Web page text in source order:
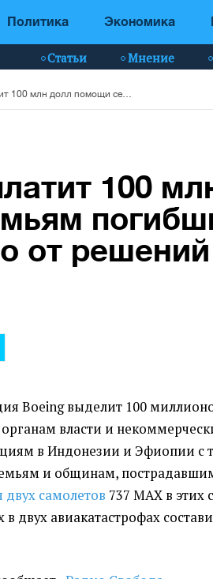
Политика Экономика
Статьи Мнение
100
от
Boeing выделит 100
власти и
в Индонезии и Эфиопии с
и общинам, пострадавшим
двух самолетов 737 MAX в этих
двух авиакатастрофах